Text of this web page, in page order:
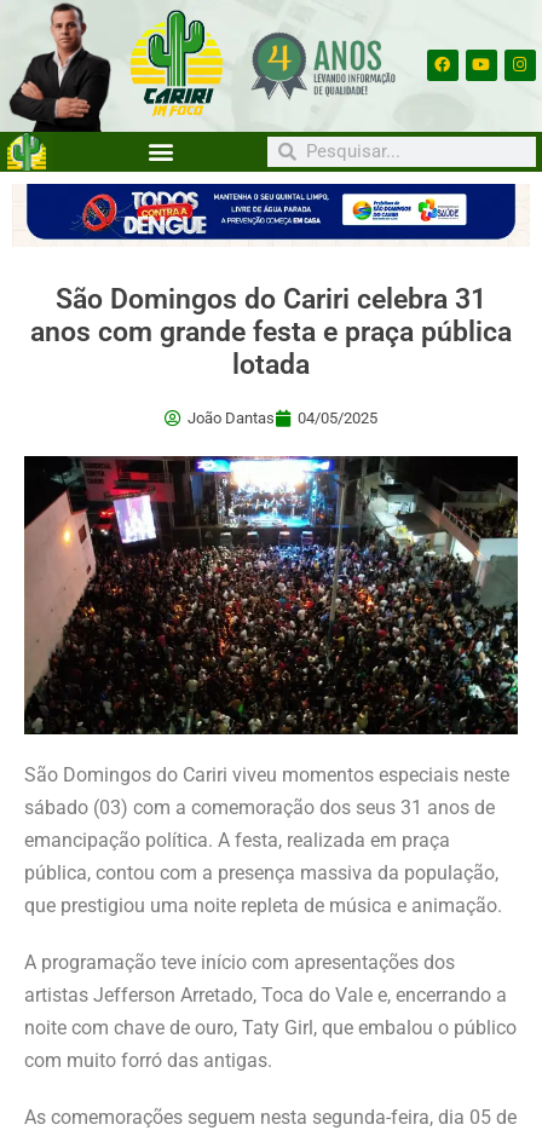
São Domingos do Cariri celebra 31
anos com grande festa e praça pública
lotada
João Dantas 04/05/2025
São Domingos do Cariri viveu momentos especiais neste
sábado (03) com a comemoração dos seus 31 anos de
emancipação política. A festa, realizada em praça
pública, contou com a presença massiva da população,
que prestigiou uma noite repleta de música e animação.
A programação teve início com apresentações dos
artistas Jefferson Arretado, Toca do Vale e, encerrando a
noite com chave de ouro, Taty Girl, que embalou o público
com muito forró das antigas.
As comemorações seguem nesta segunda-feira, dia 05 de